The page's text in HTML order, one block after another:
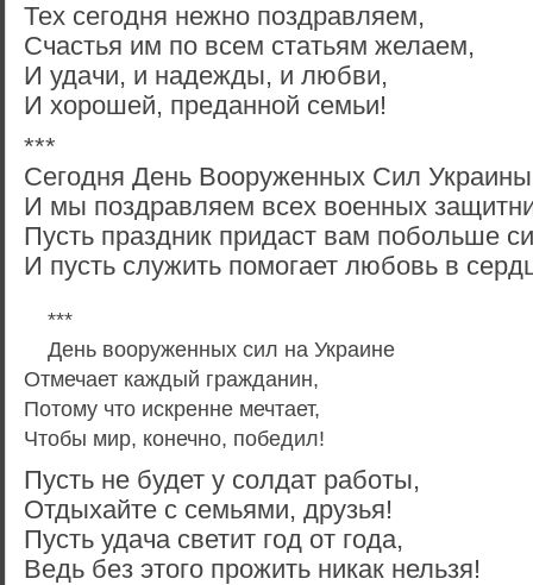
Тех сегодня нежно поздравляем,
Счастья им по всем статьям желаем,
И удачи, и надежды, и любви,
И хорошей, преданной семьи!
***
Сегодня День Вооруженных Сил Украины
И мы поздравляем всех военных
Пусть праздник придаст вам побольше
И пусть служить помогает любовь в
***
День вооруженных сил на Украине
Отмечает каждый гражданин,
Потому что искренне мечтает,
Чтобы мир, конечно, победил!
Пусть не будет у солдат работы,
Отдыхайте с семьями, друзья!
Пусть удача светит год от года,
Ведь без этого прожить никак нельзя!